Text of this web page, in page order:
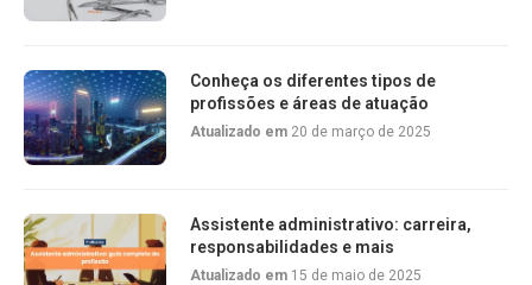
Conheça os diferentes tipos de
profissões e áreas de atuação
Atualizado em 20 de março de 2025
Assistente administrativo: carreira,
responsabilidades e mais
Atualizado em 15 de maio de 2025